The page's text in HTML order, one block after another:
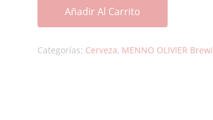
Añadir Al Carrito
Categorías: Cerveza, MENNO OLIVIER